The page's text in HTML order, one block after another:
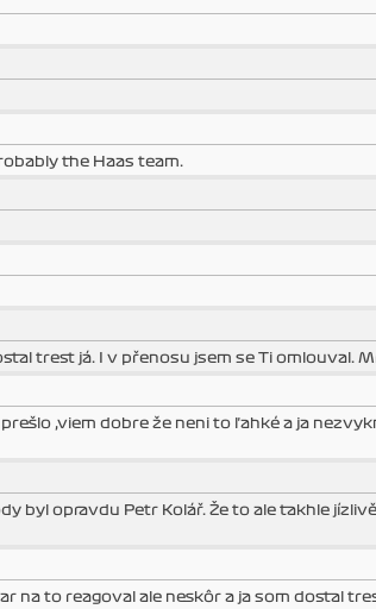
the Haas team.
trest já. I v přenosu jsem se Ti omlouval.
,viem dobre že neni to ľahké a ja
byl opravdu Petr Kolář. Že to ale takhle
na to reagoval ale neskôr a ja som dostal